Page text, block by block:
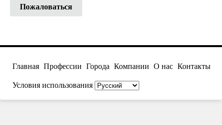
Пожаловаться
Главная Профессии Города Компании О нас Контакты
Условия использования